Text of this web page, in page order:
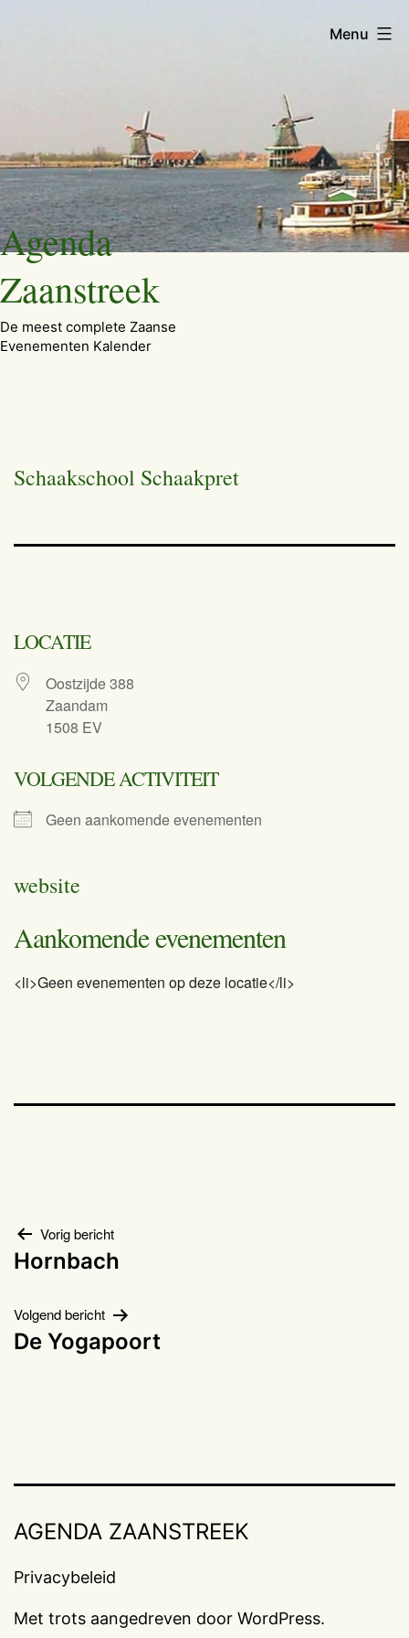
Ga
naar
de
inhoud
Agenda
Zaanstreek
De meest complete Zaanse
Evenementen Kalender
Menu
Schaakschool Schaakpret
LOCATIE
Oostzijde 388
Zaandam
1508 EV
VOLGENDE ACTIVITEIT
Geen aankomende evenementen
website
Aankomende evenementen
<li>Geen evenementen op deze locatie</li>
Bericht
Vorig bericht
Hornbach
Volgend bericht
De Yogapoort
AGENDA ZAANSTREEK
Privacybeleid
Met trots aangedreven door WordPress.